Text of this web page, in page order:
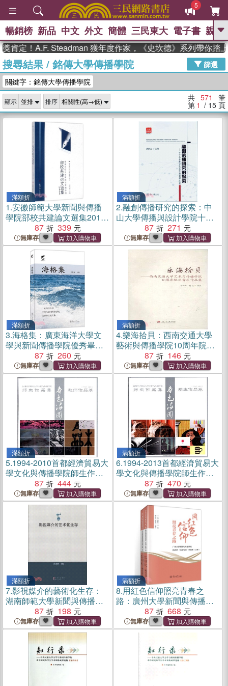
5
GO
熱搜： 東野圭吾 高希均教授回憶錄
、 The Odyssey 、 父親節 、 如果歷
獎 臺灣漫遊錄 、 方念華 、 台灣的李
登輝時代
數學女孩：黎曼猜想 、
偉大的迷走神經
暢銷榜 新品 中文 外文 簡體 三民東大 電子書 親子
A.F. Steadman 獲年度作家，《史坎德》系列帶你踏上熱血
搜尋結果/ 銘傳大學傳播學院
篩選
關鍵字：銘傳大學傳播學院
顯示 排序 共 571 筆
第 1 / 15 頁
滿額折
1.安徽師範大學新聞與傳播
學院部校共建論文選集2014-
2016（簡體書）
87 339
無庫存
滿額折
2.融創傳播研究的探索：中
山大學傳播與設計學院十周
年教師論文集（簡體書）
87 271
無庫存
滿額折
3.海格集：廣東海洋大學文
學與新聞傳播學院優秀畢業
論文集(五)（簡體書）
87 260
無庫存
滿額折
4.樂海拾貝：西南交通大學
藝術與傳播學院10周年院慶
音樂作品集（簡體書）
87 146
無庫存
滿額折
5.1994-2010首都經濟貿易大
學文化與傳播學院師生作品
集：教師作品卷（簡體書）
87 444
無庫存
滿額折
6.1994-2013首都經濟貿易大
學文化與傳播學院師生作品
集：學生作品卷（簡體書）
87 470
無庫存
滿額折
7.影視媒介的藝術化生存：
湖南師範大學新聞與傳播學
院教師學術論文選（簡體
書）
87 198
無庫存
滿額折
8.用紅色信仰照亮青春之
路：廣州大學新聞與傳播學
院挑戰杯紅色專項作品集(全
2冊)（簡體書）
87 668
無庫存